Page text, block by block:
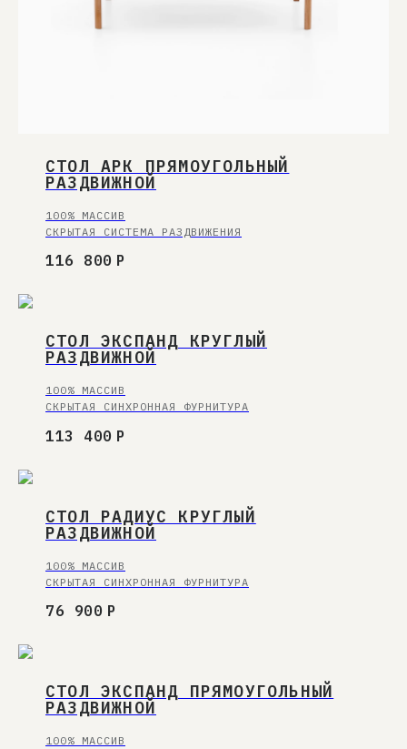
СТОЛ АРК ПРЯМОУГОЛЬНЫЙ
РАЗДВИЖНОЙ
100% МАССИВ
СКРЫТАЯ СИСТЕМА РАЗДВИЖЕНИЯ
116 800 Р
СТОЛ ЭКСПАНД КРУГЛЫЙ
РАЗДВИЖНОЙ
100% МАССИВ
СКРЫТАЯ СИНХРОННАЯ ФУРНИТУРА
113 400 Р
СТОЛ РАДИУС КРУГЛЫЙ
РАЗДВИЖНОЙ
100% МАССИВ
СКРЫТАЯ СИНХРОННАЯ ФУРНИТУРА
76 900 Р
СТОЛ ЭКСПАНД ПРЯМОУГОЛЬНЫЙ
РАЗДВИЖНОЙ
100% МАССИВ